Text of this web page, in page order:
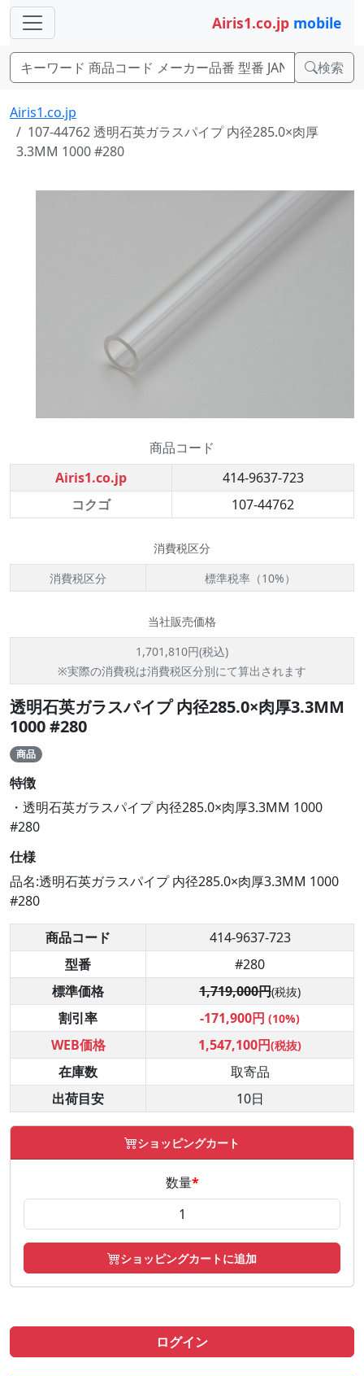
Airis1.co.jp mobile
検索
Airis1.co.jp
107-44762 透明石英ガラスパイプ 内径285.0×肉厚
3.3MM 1000 #280
商品コード
Airis1.co.jp
414-9637-723
コクゴ
107-44762
消費税区分
消費税区分
標準税率（10%）
当社販売価格
1,701,810円(税込)
※実際の消費税は消費税区分別にて算出されます
透明石英ガラスパイプ 内径285.0×肉厚3.3MM
1000 #280
商品
特徴
・透明石英ガラスパイプ 内径285.0×肉厚3.3MM 1000
#280
仕様
品名:透明石英ガラスパイプ 内径285.0×肉厚3.3MM 1000
#280
商品コード
414-9637-723
型番
#280
標準価格
1,719,000円(税抜)
割引率 -171,900円 (10%)
WEB価格 1,547,100円(税抜)
在庫数
取寄品
出荷目安
10日
ショッピングカート
数量*
ショッピングカートに追加
ログイン